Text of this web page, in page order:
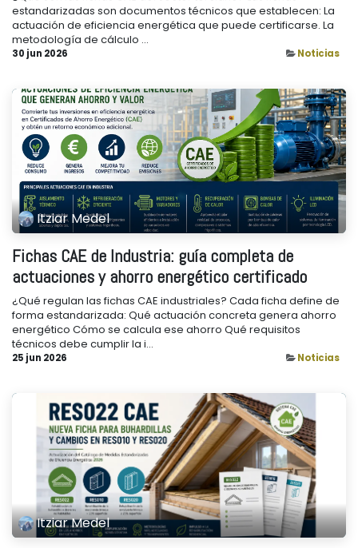
estandarizadas son documentos técnicos que establecen: La
actuación de eficiencia energética que puede certificarse. La
metodología de cálculo ...
30 jun 2026 Noticias
Itziar Medel
Fichas CAE de Industria: guía completa de
actuaciones y ahorro energético certificado
¿Qué regulan las fichas CAE industriales? Cada ficha define de
forma estandarizada: Qué actuación concreta genera ahorro
energético Cómo se calcula ese ahorro Qué requisitos
técnicos debe cumplir la i...
25 jun 2026 Noticias
Itziar Medel